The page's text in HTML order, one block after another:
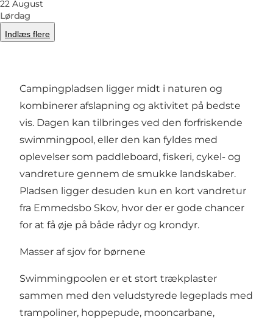
22 August
Lørdag
Indlæs flere
Campingpladsen ligger midt i naturen og
kombinerer afslapning og aktivitet på bedste
vis. Dagen kan tilbringes ved den forfriskende
swimmingpool, eller den kan fyldes med
oplevelser som paddleboard, fiskeri, cykel- og
vandreture gennem de smukke landskaber.
Pladsen ligger desuden kun en kort vandretur
fra Emmedsbo Skov, hvor der er gode chancer
for at få øje på både rådyr og krondyr.
Masser af sjov for børnene
Swimmingpoolen er et stort trækplaster
sammen med den veludstyrede legeplads med
trampoliner, hoppepude, mooncarbane,